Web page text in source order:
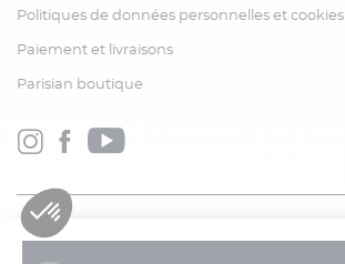
Politiques de données personnelles et cookies
Paiement et livraisons
Parisian boutique